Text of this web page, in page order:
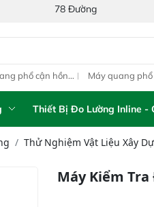
78 Đường Số 1A, Khu Phố 4,
phổ cận hồng
Máy quang phổ
NIR Analyzer
Thiết Bị Đo Lường Inline -
Thử Nghiệm Vật Liệu Xây
Máy Kiểm